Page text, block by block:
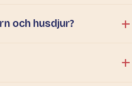
och husdjur?